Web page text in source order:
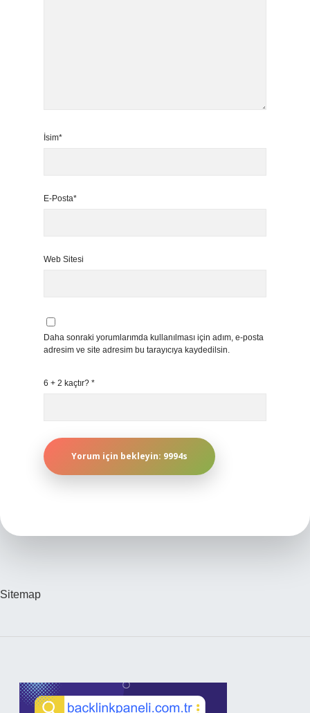
İsim*
E-Posta*
Web Sitesi
Daha sonraki yorumlarımda kullanılması için adım, e-posta
adresim ve site adresim bu tarayıcıya kaydedilsin.
6 + 2 kaçtır? *
Sitemap
Sidebar